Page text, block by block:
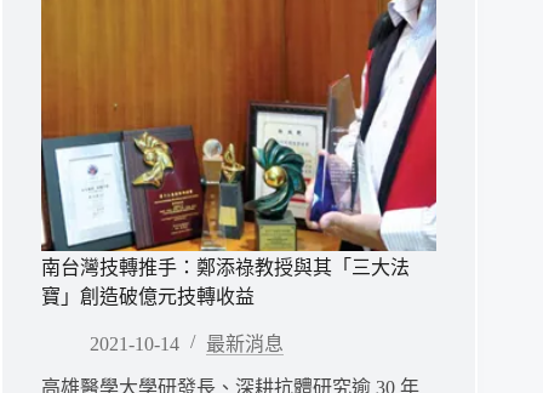
南台灣技轉推手：鄭添祿教授與其「三大法
寶」創造破億元技轉收益
2021-10-14 最新消息
高雄醫學大學研發長、深耕抗體研究逾 30 年